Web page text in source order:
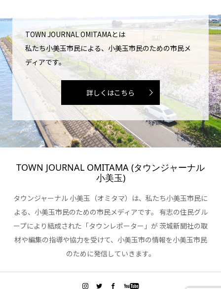
TOWN JOURNAL OMITAMAとは
私たち小美玉市民による、小美玉市民のための市民メ
ディアです。
詳しくはこちら
TOWN JOURNAL OMITAMA (タウンジャーナル
小美玉)
タウンジャーナル 小美玉（オミタマ）は、私たち小美玉市民に
よる、小美玉市民のための市民メディアです。 有志の住民グル
ープにより結成された「タウンレポーター」が 茨城新聞社の取
材や編集の指導や協力を受けて、小美玉市の情報を小美玉市民
のために発信していきます。